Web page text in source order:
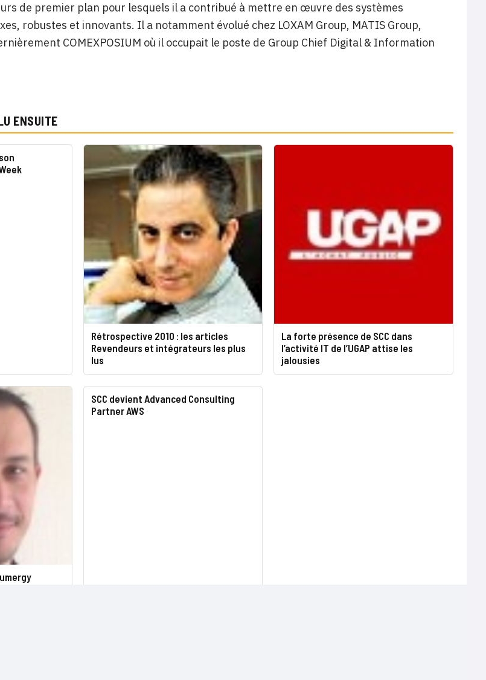
de premier plan pour lesquels il a contribué à mettre en œuvre des systèmes
robustes et innovants. Il a notamment évolué chez LOXAM Group, MATIS Group,
COMEXPOSIUM où il occupait le poste de Group Chief Digital & Information
ENSUITE
Rétrospective 2010 : les articles
Revendeurs et intégrateurs les plus
lus
La forte présence de SCC dans
l’activité IT de l’UGAP attise les
jalousies
SCC devient Advanced Consulting
Partner AWS